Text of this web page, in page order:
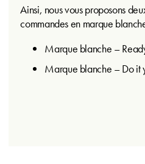
Ainsi, nous vous proposons
commandes en marque
Marque blanche –
Marque blanche – Do it